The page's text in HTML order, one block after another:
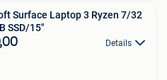
Surface Laptop 3 Ryzen 7/32
SSD/15"
Details